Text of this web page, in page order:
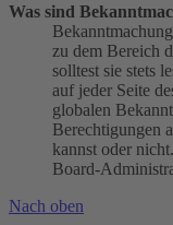
Was sind
zu dem Bereich
solltest sie stets
auf jeder Seite
globalen
Berechtigungen
kannst oder
Board-
Nach oben